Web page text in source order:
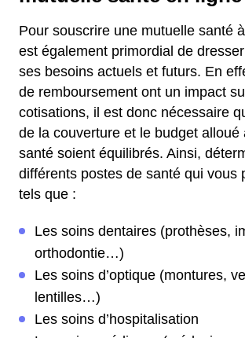
Pour souscrire une mutuelle santé
est également primordial de
ses besoins actuels et futurs. En
de remboursement ont un impact
cotisations, il est donc nécessaire
de la couverture et le budget alloué
santé soient équilibrés. Ainsi,
différents postes de santé qui vous
tels que :
Les soins dentaires (prothèses,
orthodontie…)
Les soins d’optique (montures,
lentilles…)
Les soins d’hospitalisation